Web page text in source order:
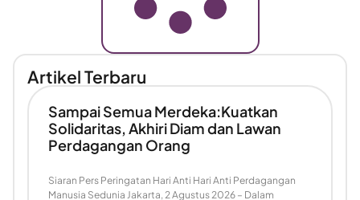
Artikel Terbaru
Sampai Semua Merdeka:Kuatkan
Solidaritas, Akhiri Diam dan Lawan
Perdagangan Orang
Siaran Pers Peringatan Hari Anti Hari Anti Perdagangan
Manusia Sedunia Jakarta, 2 Agustus 2026 – Dalam